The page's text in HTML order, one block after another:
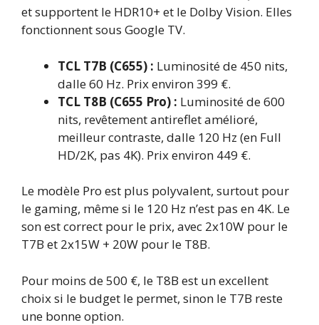
et supportent le HDR10+ et le Dolby Vision. Elles
fonctionnent sous Google TV.
TCL T7B (C655) : Luminosité de 450 nits,
dalle 60 Hz. Prix environ 399 €.
TCL T8B (C655 Pro) : Luminosité de 600
nits, revêtement antireflet amélioré,
meilleur contraste, dalle 120 Hz (en Full
HD/2K, pas 4K). Prix environ 449 €.
Le modèle Pro est plus polyvalent, surtout pour
le gaming, même si le 120 Hz n’est pas en 4K. Le
son est correct pour le prix, avec 2x10W pour le
T7B et 2x15W + 20W pour le T8B.
Pour moins de 500 €, le T8B est un excellent
choix si le budget le permet, sinon le T7B reste
une bonne option.